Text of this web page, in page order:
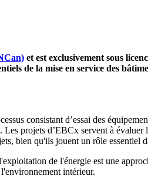
et est exclusivement sous
de la mise en service des
consistant d’essai des
projets d’EBCx servent à
bien qu'ils jouent un rôle essentiel
de l'énergie est une
intérieur.